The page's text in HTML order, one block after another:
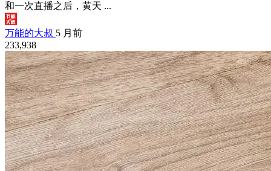
和一次直播之后，黄天 ...
万能的大叔 5 月前
233,938